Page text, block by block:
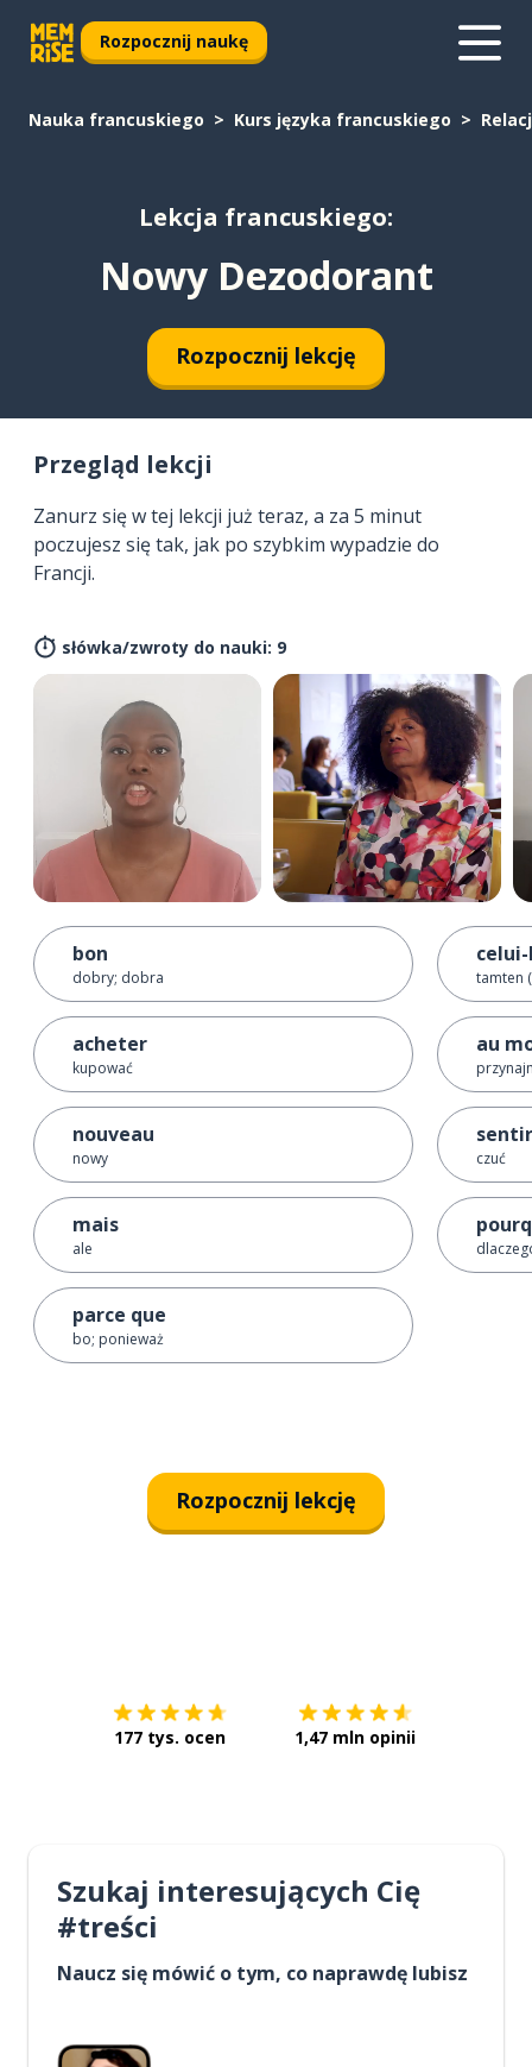
Rozpocznij naukę
Nauka francuskiego Kurs języka francuskiego
Lekcja francuskiego:
Nowy Dezodorant
Rozpocznij lekcję
Przegląd lekcji
Zanurz się w tej lekcji już teraz, a za 5 minut
poczujesz się tak, jak po szybkim wypadzie do
Francji.
słówka/zwroty do nauki: 9
bon
dobry; dobra
acheter
kupować
nouveau
nowy
mais
ale
parce que
bo; ponieważ
tamten
au
sentir
czuć
Rozpocznij lekcję
177 tys. ocen 1,47 mln opinii
Szukaj interesujących Cię
#treści
Naucz się mówić o tym, co naprawdę lubisz